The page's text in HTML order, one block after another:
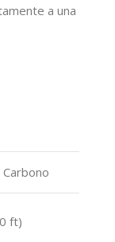
a una
ft)